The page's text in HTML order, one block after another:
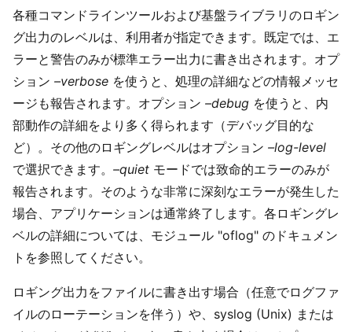
各種コマンドラインツールおよび基盤ライブラリのロギン
グ出力のレベルは、利用者が指定できます。既定では、エ
ラーと警告のみが標準エラー出力に書き出されます。オプ
ション –verbose を使うと、処理の詳細などの情報メッセ
ージも報告されます。オプション –debug を使うと、内
部動作の詳細をより多く得られます（デバッグ目的な
ど）。その他のロギングレベルはオプション –log-level
で選択できます。 –quiet モードでは致命的エラーのみが
報告されます。そのような非常に深刻なエラーが発生した
場合、アプリケーションは通常終了します。各ロギングレ
ベルの詳細については、モジュール "oflog" のドキュメン
トを参照してください。
ロギング出力をファイルに書き出す場合（任意でログファ
イルのローテーションを伴う）や、syslog (Unix) または